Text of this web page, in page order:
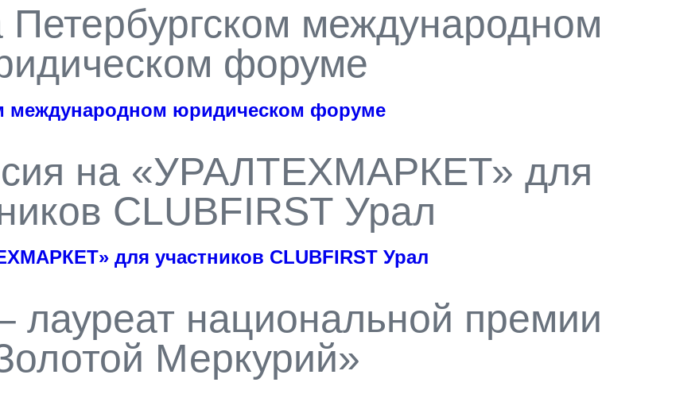
Петербургском международном
форуме
международном юридическом форуме
на «УРАЛТЕХМАРКЕТ» для
CLUBFIRST Урал
для участников CLUBFIRST Урал
лауреат национальной премии
Меркурий»